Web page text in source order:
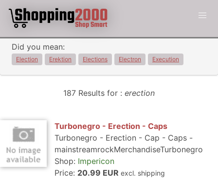
Did you mean:
Election Erektion Elections Electron Execution
187 Results for : erection
Turbonegro - Erection - Caps
Turbonegro - Erection - Cap - Caps -
mainstreamrockMerchandiseTurbonegro
Shop: Impericon
Price: 20.99 EUR excl. shipping